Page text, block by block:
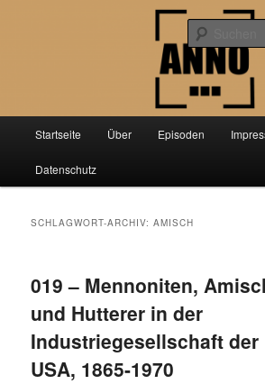
Anno PunktPunktPunkt
Der Podcast über aktuelle Forschung aus der
Startseite Über Episoden
Datenschutz
SCHLAGWORT-ARCHIV:AMISCH
019 – Mennoniten,
und Hutterer in der
Industriegesellschaft der
USA, 1865-1970